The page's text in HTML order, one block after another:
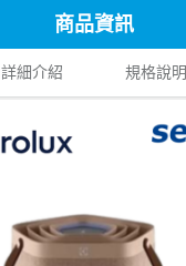
商品資訊
詳細介紹 規格說明